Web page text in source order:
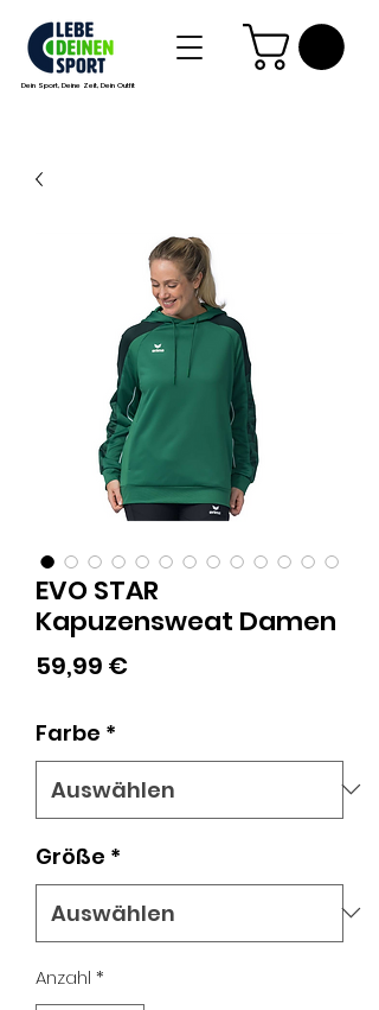
Dein Sport, Deine Zeit, Dein Outfit
EVO STAR
Kapuzensweat Damen
59,99 €Preis
Farbe *
Größe *
Anzahl *